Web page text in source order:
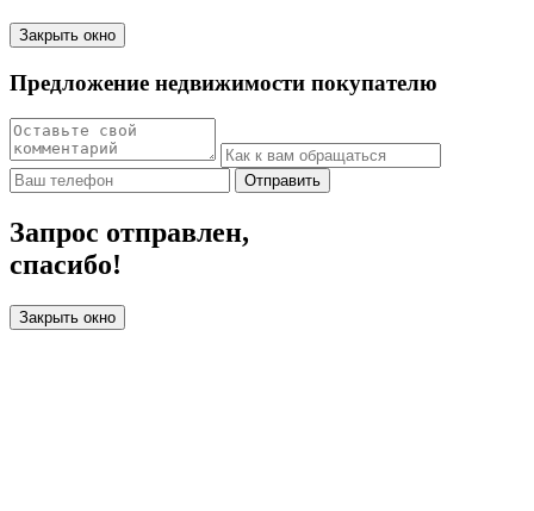
Закрыть окно
Предложение недвижимости покупателю
Отправить
Запрос отправлен,
спасибо!
Закрыть окно